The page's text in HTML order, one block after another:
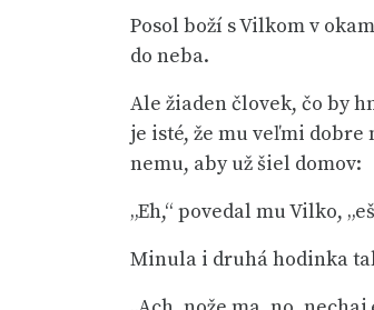
Posol boží s Vilkom v
do neba.
Ale žiaden človek, čo by
je isté, že mu veľmi
nemu, aby už šiel domov:
„Eh,“ povedal mu Vilko,
Minula i druhá hodinka